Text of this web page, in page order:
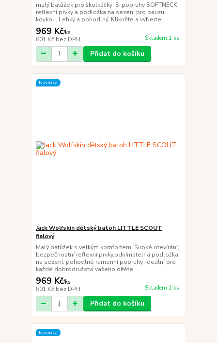
malý batůžek pro školkáčky: S-popruhy SOFTNECK,
reflexní prvky a podložka na sezení pro pauzu
kdykoli. Lehký a pohodlný. Klikněte a vyberte!
969 Kč/ks
801 Kč bez DPH Skladem 1 ks
Přidat do košíku
Novinka
Jack Wolfskin dětský batoh LITTLE SCOUT
fialový
Malý batůžek s velkým komfortem! Široké otevírání,
bezpečnostní reflexní prvky,odnímatelná podložka
na sezení, pohodlné ramenní popruhy. Ideální pro
každé dobrodružství vašeho dítěte.
969 Kč/ks
801 Kč bez DPH Skladem 1 ks
Přidat do košíku
Novinka